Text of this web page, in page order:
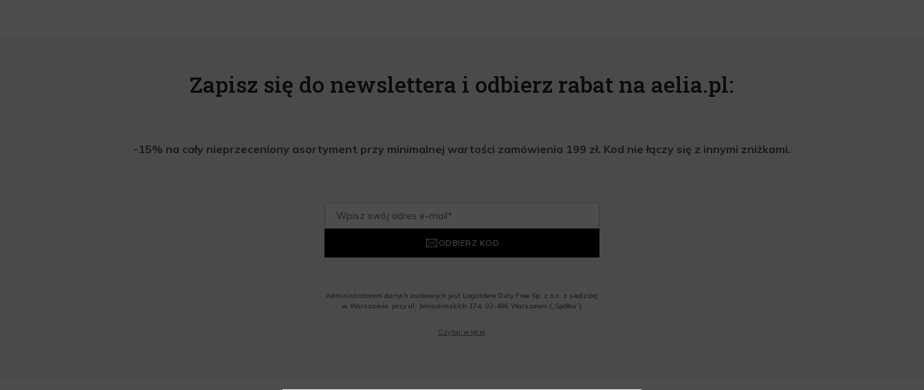
Zapisz się do newslettera i odbierz rabat na aelia.pl:
-15% na cały nieprzeceniony asortyment przy minimalnej wartości zamówienia 199 zł. Kod nie łączy się z innymi zniżkami.
ODBIERZ KOD
Administratorem danych osobowych jest Lagardere Duty Free Sp. z o.o. z siedzibą
w Warszawie, przy al. Jerozolimskich 174, 02-486 Warszawa („Spółka”)
o.o. informacji handlowych, w tym newslettera, informacji o promocjach i
Czytaj więcej